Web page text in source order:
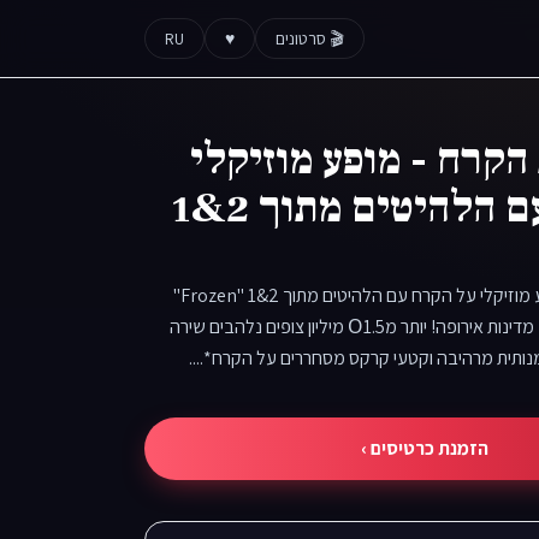
🎬 סרטונים ♥
RU
- מופע מוזיקלי
על הקרח עם הלהיטים מתוך 2&1
"לשבור את הקרח" מופע מוזיקלי על הקרח עם הלהיטים מתוך 2&1 "Frozen"
הצלחה מסחררת בО20 מדינות אירופה! יותר מО1.5 מיליון צופים נלהבים שירה
מרהיבה וקטעי קרקס מסחררים על הקרח*....
הזמנת כרטיסים ›